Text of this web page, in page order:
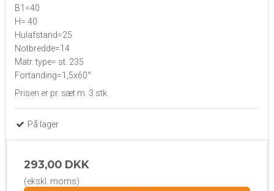
B1=40
H= 40
Hulafstand=25
Notbredde=14
Matr. type= st. 235
Fortanding=1,5x60°
Prisen er pr. sæt m. 3 stk.
På lager
293,00 DKK
(ekskl. moms)